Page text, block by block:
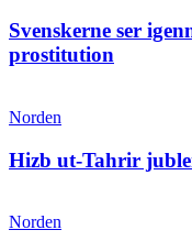
Svenskerne ser
prostitution
Norden
Hizb ut-Tahrir
Norden